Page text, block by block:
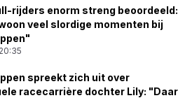
rijders enorm streng beoordeeld:
veel slordige momenten bij
spreekt zich uit over
racecarrière dochter Lily: "Daar